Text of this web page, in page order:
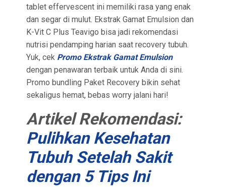
tablet effervescent ini memiliki rasa yang enak
dan segar di mulut. Ekstrak Gamat Emulsion dan
K-Vit C Plus Teavigo bisa jadi rekomendasi
nutrisi pendamping harian saat recovery tubuh.
Yuk, cek Promo Ekstrak Gamat Emulsion
dengan penawaran terbaik untuk Anda di sini.
Promo bundling Paket Recovery bikin sehat
sekaligus hemat, bebas worry jalani hari!
Artikel Rekomendasi:
Pulihkan Kesehatan
Tubuh Setelah Sakit
dengan 5 Tips Ini